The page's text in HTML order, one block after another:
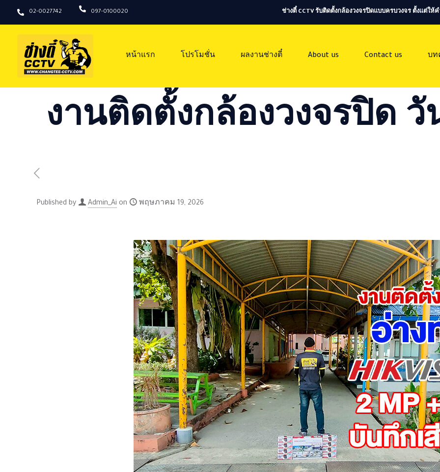
02-0027742 097-0100020 ช่างตี๋ CCTV รับติดตั้งกล้องวงจรปิดแบบครบวงจร ตั้งแต่
หน้าแรก โปรโมชั่น ผลงานช่างตี๋ About us Contact us บท
งานติดตั้งกล้องวงจรปิด วั
Published by Admin_Ai on พฤษภาคม 19, 2026